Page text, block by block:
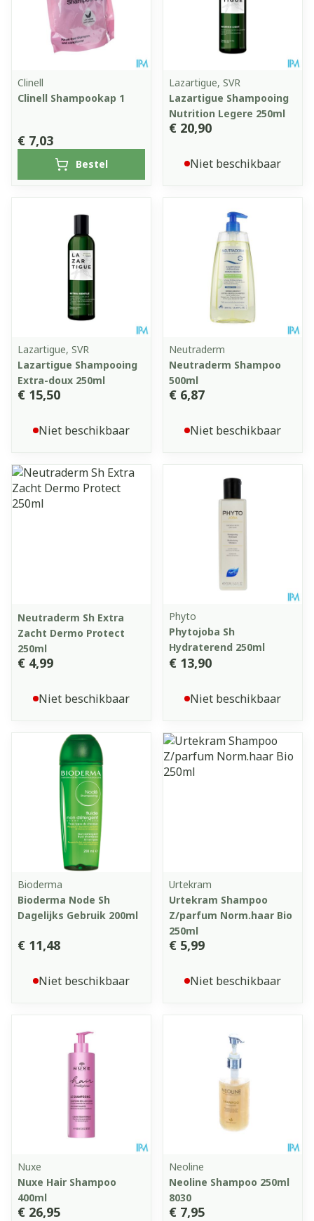
Clinell
Clinell Shampookap 1
€ 7,03
Bestel
Lazartigue, SVR
Lazartigue Shampooing
Nutrition Legere 250ml
€ 20,90
Niet beschikbaar
Lazartigue, SVR
Lazartigue Shampooing
Extra-doux 250ml
€ 15,50
Niet beschikbaar
Neutraderm
Neutraderm Shampoo
500ml
€ 6,87
Niet beschikbaar
Neutraderm Sh Extra
Zacht Dermo Protect
250ml
€ 4,99
Niet beschikbaar
Phyto
Phytojoba Sh
Hydraterend 250ml
€ 13,90
Niet beschikbaar
Bioderma
Bioderma Node Sh
Dagelijks Gebruik 200ml
€ 11,48
Niet beschikbaar
Urtekram
Urtekram Shampoo
Z/parfum Norm.haar Bio
250ml
€ 5,99
Niet beschikbaar
Nuxe
Nuxe Hair Shampoo
400ml
€ 26,95
Neoline
Neoline Shampoo 250ml
8030
€ 7,95